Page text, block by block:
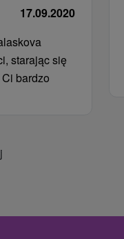
17.09.2020
starając się
bardzo